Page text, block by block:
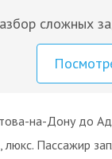
сложных
на-Дону до
люкс. Пассажир